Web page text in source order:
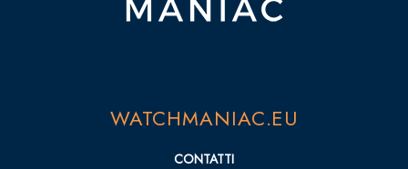
WATCHMANIAC.EU
CONTATTI